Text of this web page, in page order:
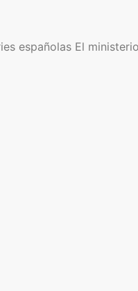
españolas El